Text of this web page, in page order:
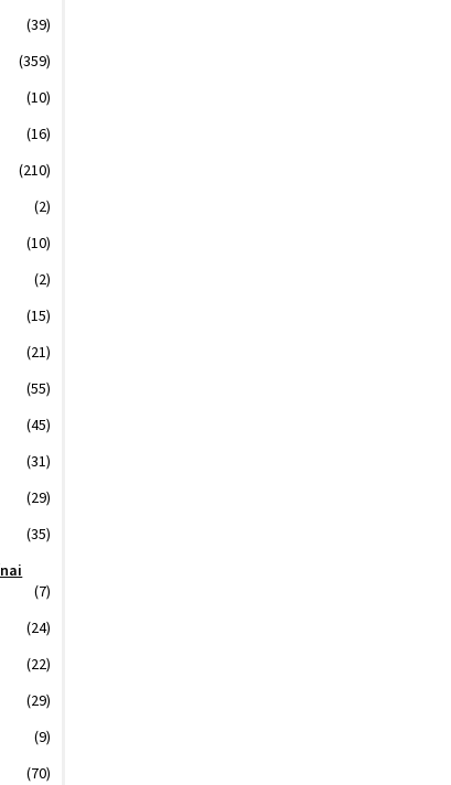
(39)
(359)
(10)
(16)
(210)
(2)
(10)
(2)
(15)
(21)
(55)
(45)
(31)
(29)
(35)
(7)
(24)
(22)
(29)
(9)
(70)